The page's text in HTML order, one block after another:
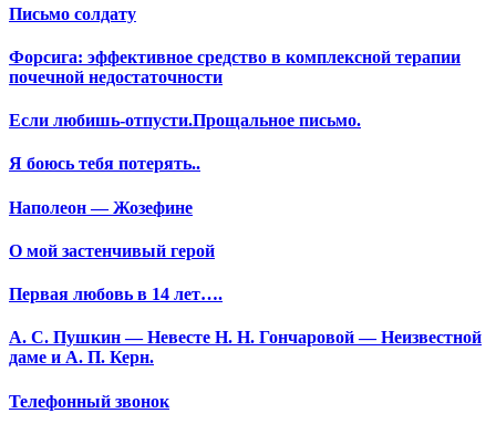
Письмо солдату
Форсига: эффективное средство в комплексной терапии
почечной недостаточности
Если любишь-отпусти.Прощальное письмо.
Я боюсь тебя потерять..
Наполеон — Жозефине
О мой застенчивый герой
Первая любовь в 14 лет….
А. С. Пушкин — Невесте Н. Н. Гончаровой — Неизвестной
даме и А. П. Керн.
Телефонный звонок